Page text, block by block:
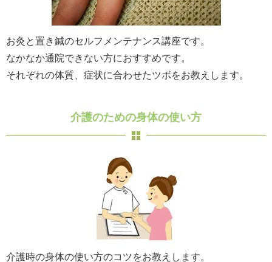
お灸と置き鍼のセルフメンテナンス講座です。
なかなか通院できない方におすすめです。
それぞれの体質、症状に合わせたツボをお教えします。
介護のための身体の使い方
介護時の身体の使い方のコツをお教えします。